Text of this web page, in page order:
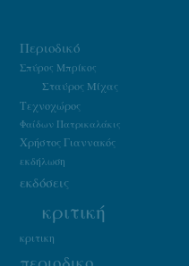
Περιοδικό
Σπύρος Μπρίκος
Σταύρος Μίχας
Τεχνοχώρος
Φαίδων Πατρικαλάκις
Χρήστος Γιαννακός
εκδήλωση
εκδόσεις
κριτική
κριτικη